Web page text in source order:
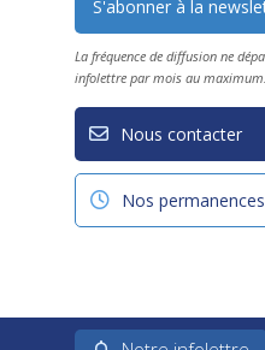
La fréquence de diffusion ne
infolettre par mois au maximum.
Nous contacter
Nos permanences